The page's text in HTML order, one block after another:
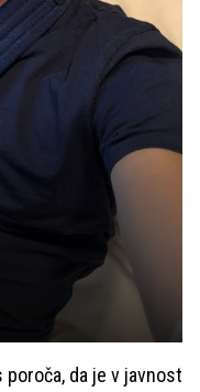
da je v javnost